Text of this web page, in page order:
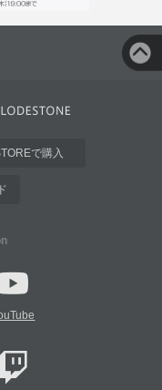
で購入